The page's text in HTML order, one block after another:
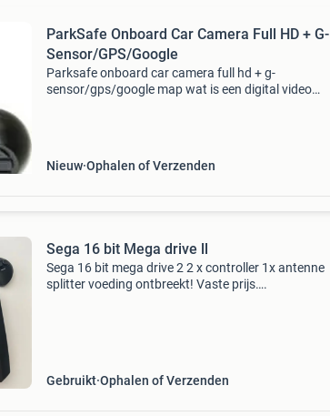
ParkSafe Onboard Car Camera Full HD + G-
Sensor/GPS/Google
Parksafe onboard car camera full hd + g-
sensor/gps/google map wat is een digital video
Nieuw Ophalen of Verzenden
Sega 16 bit Mega drive ll
Sega 16 bit mega drive 2 2 x controller 1x antenne
splitter voeding ontbreekt! Vaste prijs….
Gebruikt Ophalen of Verzenden